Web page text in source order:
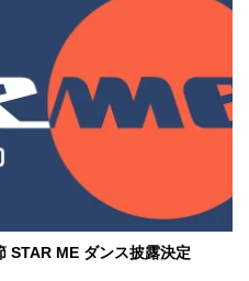
STAR ME ダンス披露決定